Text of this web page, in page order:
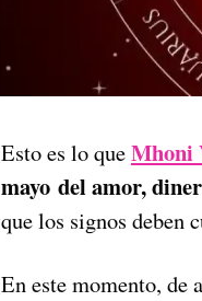
Esto es lo queMhoni
mayo del amor,
que los signos deben
En este momento, de